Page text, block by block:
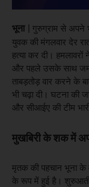
भूना | गुरुग्राम से अपने
युवक की मंगलवार देर
हत्या कर दी।
और पहले उसके साथ
ताबड़तोड़ वार करने के
भी चढ़ा दी। घटना की
और सीआईए की टीम
मुखबिरी के शक में
मृतक की पहचान भूना के
के रूप में हुई है। शुरुआती